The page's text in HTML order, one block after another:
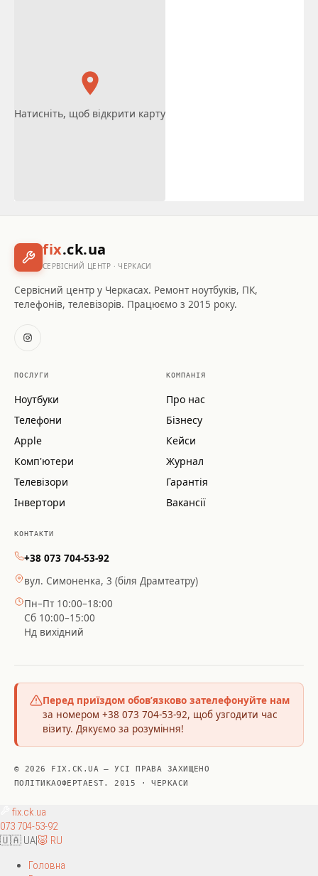
Натисніть, щоб відкрити карту
fix.ck.ua
СЕРВІСНИЙ ЦЕНТР · ЧЕРКАСИ
Сервісний центр у Черкасах. Ремонт ноутбуків, ПК,
телефонів, телевізорів. Працюємо з 2015 року.
ПОСЛУГИ
Ноутбуки
Телефони
Apple
Комп'ютери
Телевізори
Інвертори
КОМПАНІЯ
Про нас
Бізнесу
Кейси
Журнал
Гарантія
Вакансії
КОНТАКТИ
+38 073 704-53-92
вул. Симоненка, 3 (біля Драмтеатру)
Пн–Пт 10:00–18:00
Сб 10:00–15:00
Нд вихідний
Перед приїздом обов’язково зателефонуйте нам
за номером +38 073 704-53-92, щоб узгодити час
візиту. Дякуємо за розуміння!
© 2026 FIX.CK.UA — УСІ ПРАВА ЗАХИЩЕНО
ПОЛІТИКАОФЕРТАEST. 2015 · ЧЕРКАСИ
fix.ck.ua
073 704-53-92
🇺🇦 UA|🐷 RU
Головна